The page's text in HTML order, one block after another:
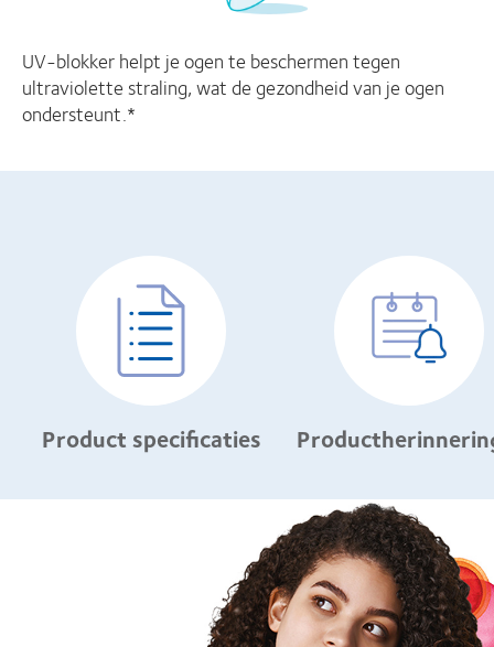
UV-blokker helpt je ogen te beschermen tegen
ultraviolette straling, wat de gezondheid van je ogen
ondersteunt.*
Product specificaties